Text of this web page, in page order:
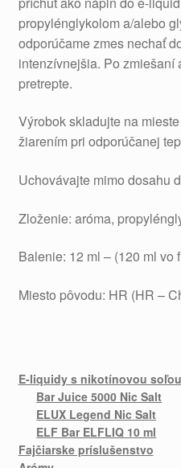
propylénglykolom a/alebo
odporúčame zmes nechať
intenzívnejšia. Po zmiešaní
pretrepte.
Výrobok skladujte na
žiarením pri odporúčanej
Uchovávajte mimo dosahu
Zloženie: aróma,
Balenie: 12 ml – (120 ml vo
Miesto pôvodu: HR (HR –
E-liquidy s nikotínovou soľou
Bar Juice 5000 Nic Salt
ELUX Legend Nic Salt
ELF Bar ELFLIQ 10 ml
Fajčiarske príslušenstvo